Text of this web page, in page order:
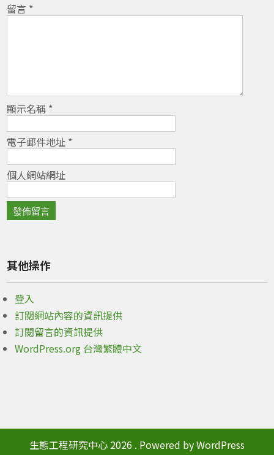
留言 *
顯示名稱 *
電子郵件地址 *
個人網站網址
其他操作
登入
訂閱網站內容的資訊提供
訂閱留言的資訊提供
WordPress.org 台灣繁體中文
生態工程研究中心 2026 . Powered by WordPress